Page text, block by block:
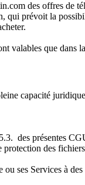
des offres de
qui prévoit la
valables que
capacité
des présentes
protection des
ou ses Services à